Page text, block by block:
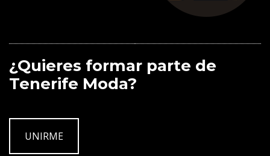
¿Quieres formar parte de
Tenerife Moda?
UNIRME